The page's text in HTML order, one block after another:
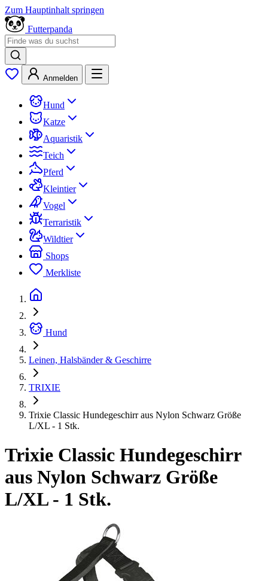
Zum Hauptinhalt springen
Futterpanda
Anmelden
Hund
Katze
Aquaristik
Teich
Pferd
Kleintier
Vogel
Terraristik
Wildtier
Shops
Merkliste
Hund
Leinen, Halsbänder & Geschirre
TRIXIE
Trixie Classic Hundegeschirr aus Nylon Schwarz Größe
L/XL - 1 Stk.
Trixie Classic Hundegeschirr
aus Nylon Schwarz Größe
L/XL - 1 Stk.